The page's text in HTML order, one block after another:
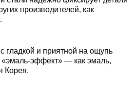
производителей, как
гладкой и приятной на ощупь
«эмаль-эффект» — как эмаль,
Корея.